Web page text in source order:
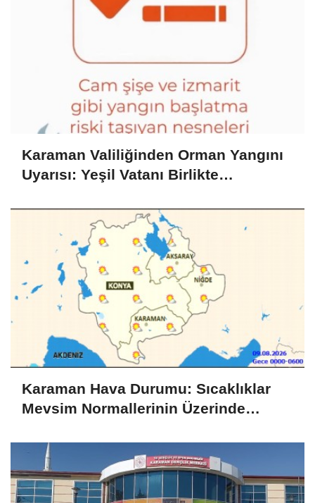
Karaman Valiliğinden Orman Yangını
Uyarısı: Yeşil Vatanı Birlikte
Karaman Hava Durumu: Sıcaklıklar
Mevsim Normallerinin Üzerinde